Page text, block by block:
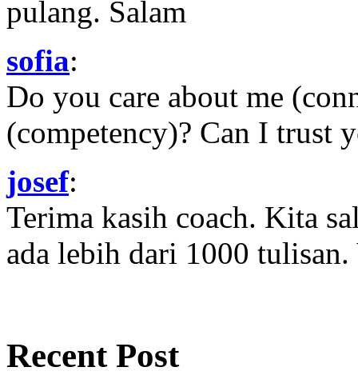
pulang. Salam
sofia:
Do you care about me
(competency)? Can I trust
josef:
Terima kasih coach. Kita
ada lebih dari 1000 tulisan.
Recent Post